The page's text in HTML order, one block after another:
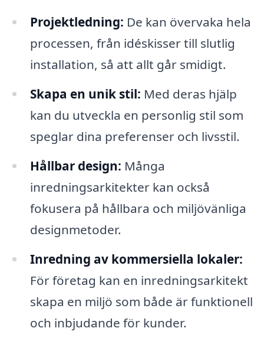
Projektledning: De kan övervaka hela
processen, från idéskisser till slutlig
installation, så att allt går smidigt.
Skapa en unik stil: Med deras hjälp
kan du utveckla en personlig stil som
speglar dina preferenser och livsstil.
Hållbar design: Många
inredningsarkitekter kan också
fokusera på hållbara och miljövänliga
designmetoder.
Inredning av kommersiella lokaler:
För företag kan en inredningsarkitekt
skapa en miljö som både är funktionell
och inbjudande för kunder.